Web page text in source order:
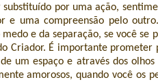
substituído por uma ação,
e uma compreensão pelo
medo e da separação, se você
Criador. É importante prometer
um espaço e através dos
amorosos, quando você os